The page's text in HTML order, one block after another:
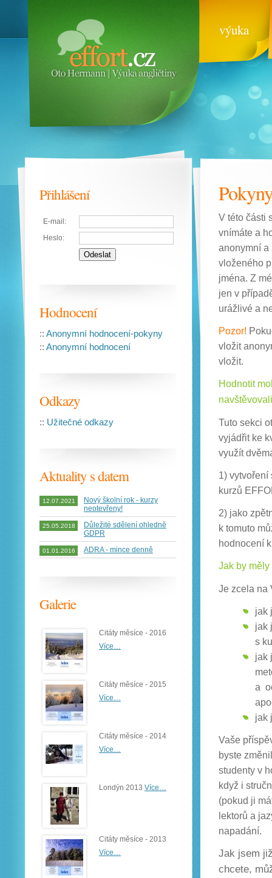
výuka
V této části
vnímáte a
anonymní a
vloženého
jména. Z
jen v
urážlivé a
Pozor!
vložit
vložit.
Hodnotit
Tuto sekci
vyjádřit ke
využít
1) vytvoření
kurzů
2) jako
k tomuto
hodnocení
Jak by
Je zcela na
jak
jak
s
jak
a
jak
Vaše
byste
studenty v
když i
(pokud ji
lektorů a
napadání.
Jak jsem
chcete,
Přihlášení
E-mail:
Heslo:
Hodnocení
:: Anonymní hodnocení-pokyny
:: Anonymní hodnocení
Odkazy
:: Užitečné odkazy
Aktuality s datem
12.07.2021
Nový školní rok - kurzy
neotevřeny!
25.05.2018
Důležité sdělení ohledně
GDPR
01.01.2016 ADRA - mince denně
Galerie
Citáty měsíce - 2016
Více…
Citáty měsíce - 2015
Více…
Citáty měsíce - 2014
Více…
Londýn 2013 Více…
Citáty měsíce - 2013
Více…